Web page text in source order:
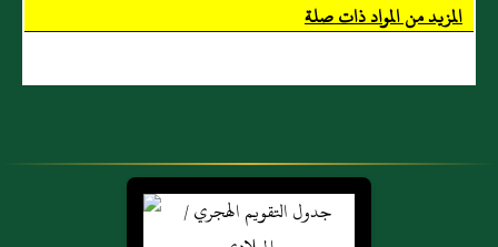
المزيد من المواد ذات صلة